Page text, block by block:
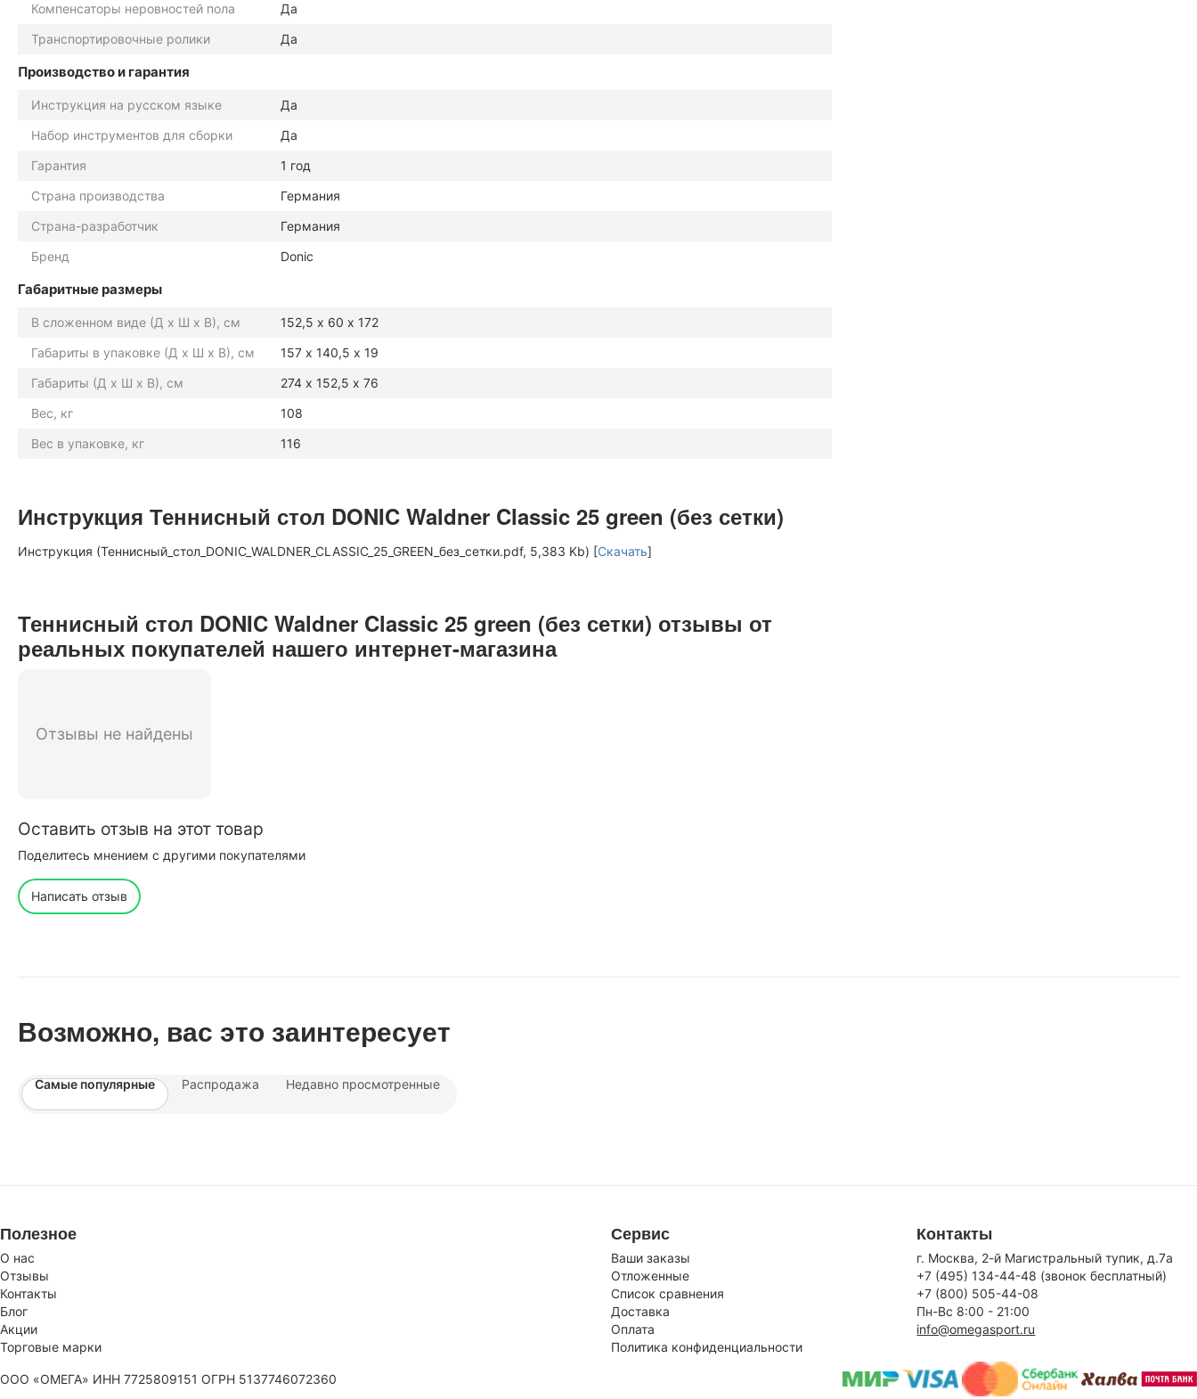
Компенсаторы неровностей пола
Да
Транспортировочные ролики
Да
Производство и гарантия
Инструкция на русском языке
Да
Набор инструментов для сборки
Да
Гарантия
1 год
Страна производства
Германия
Страна-разработчик
Германия
Бренд
Donic
Габаритные размеры
В сложенном виде (Д х Ш х В), см
152,5 х 60 х 172
Габариты в упаковке (Д х Ш х В), см
157 х 140,5 х 19
Габариты (Д х Ш х В), см
274 х 152,5 х 76
Вес, кг
108
Вес в упаковке, кг
116
Инструкция Теннисный стол DONIC Waldner Classic 25 green (без сетки)
Инструкция (Теннисный_стол_DONIC_WALDNER_CLASSIC_25_GREEN_без_сетки.pdf, 5,383 Kb) [Скачать]
Теннисный стол DONIC Waldner Classic 25 green (без сетки) отзывы от
реальных покупателей нашего интернет-магазина
Отзывы не найдены
Оставить отзыв на этот товар
Поделитесь мнением с другими покупателями
Написать отзыв
Возможно, вас это заинтересует
Самые популярные Распродажа Недавно просмотренные
Полезное
О нас
Отзывы
Контакты
Блог
Акции
Торговые марки
Сервис
Ваши заказы
Отложенные
Список сравнения
Доставка
Оплата
Политика конфиденциальности
Контакты
г. Москва, 2-й Магистральный тупик, д.7a
+7 (495) 134-44-48 (звонок бесплатный)
+7 (800) 505-44-08
Пн-Вс 8:00 - 21:00
info@omegasport.ru
ООО «ОМЕГА» ИНН 7725809151 ОГРН 5137746072360